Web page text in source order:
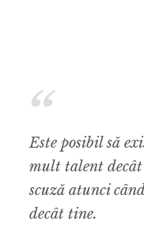
Este posibil să
mult talent
scuză atunci
decât tine.